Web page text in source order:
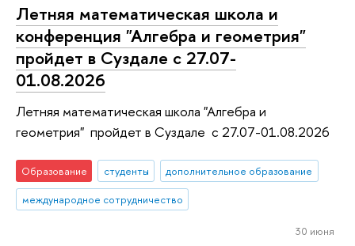
Летняя математическая школа и
конференция "Алгебра и геометрия"
пройдет в Суздале с 27.07-
01.08.2026
Летняя математическая школа "Алгебра и
геометрия" пройдет в Суздале с 27.07-01.08.2026
Образование студенты
дополнительное образование
международное сотрудничество
30 июня